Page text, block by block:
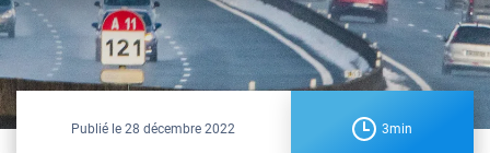
Publié le28 décembre 2022 3min